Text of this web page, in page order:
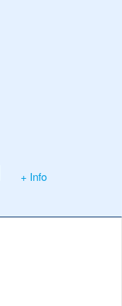
+ Info